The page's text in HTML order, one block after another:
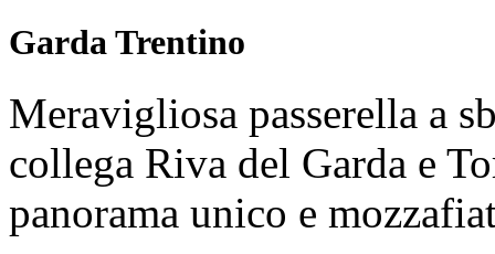
Garda Trentino
Meravigliosa passerella a
collega Riva del Garda e
panorama unico e